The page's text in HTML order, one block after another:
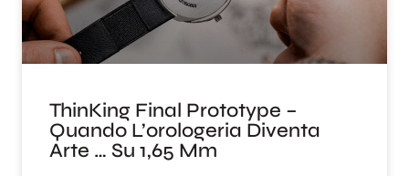
ThinKing Final Prototype –
Quando L’orologeria Diventa
Arte … Su 1,65 Mm